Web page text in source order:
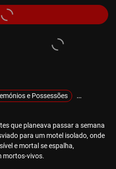
e Possessões Exclusivos
que planeava passar a semana
para um motel isolado, onde
e mortal se espalha,
mortos-vivos.